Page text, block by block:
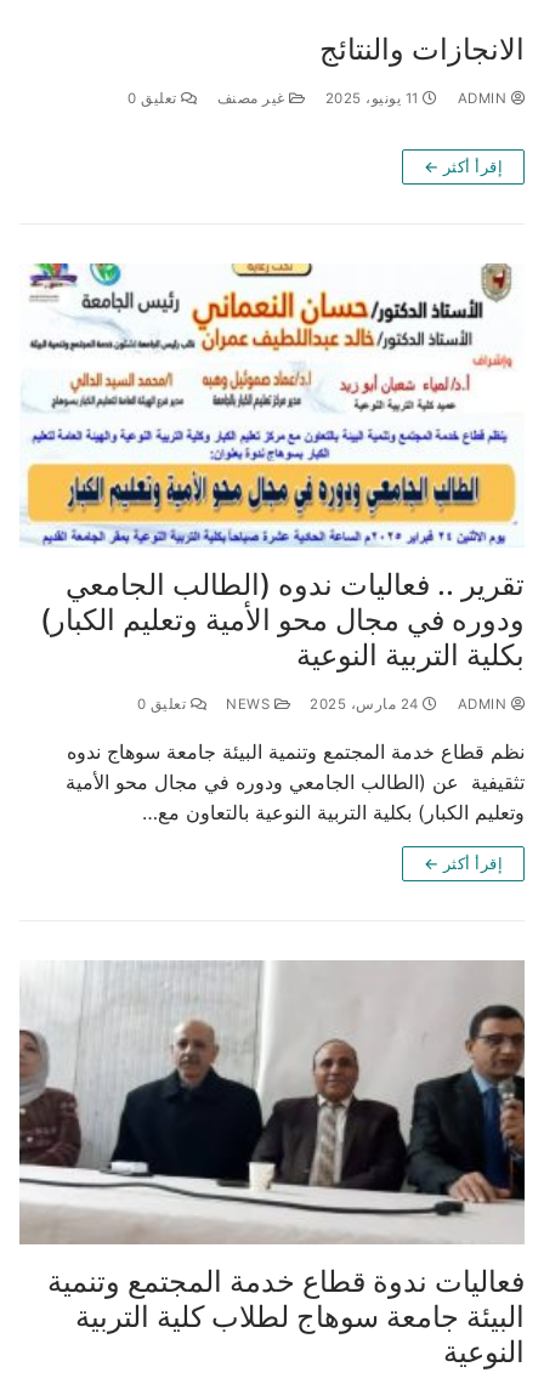
الانجازات والنتائج
11 يونيو، 2025 غير مصنف تعليق 0
إقرأ أكثر ←
تقرير .. فعاليات ندوه (الطالب الجامعي
ودوره في مجال محو الأمية وتعليم الكبار)
بكلية التربية النوعية
24 مارس، 2025 تعليق 0
نظم قطاع خدمة المجتمع وتنمية البيئة جامعة سوهاج ندوه
تثقيفية عن (الطالب الجامعي ودوره في مجال محو الأمية
وتعليم الكبار) بكلية التربية النوعية بالتعاون مع…
إقرأ أكثر ←
فعاليات ندوة قطاع خدمة المجتمع وتنمية
البيئة جامعة سوهاج لطلاب كلية التربية
النوعية